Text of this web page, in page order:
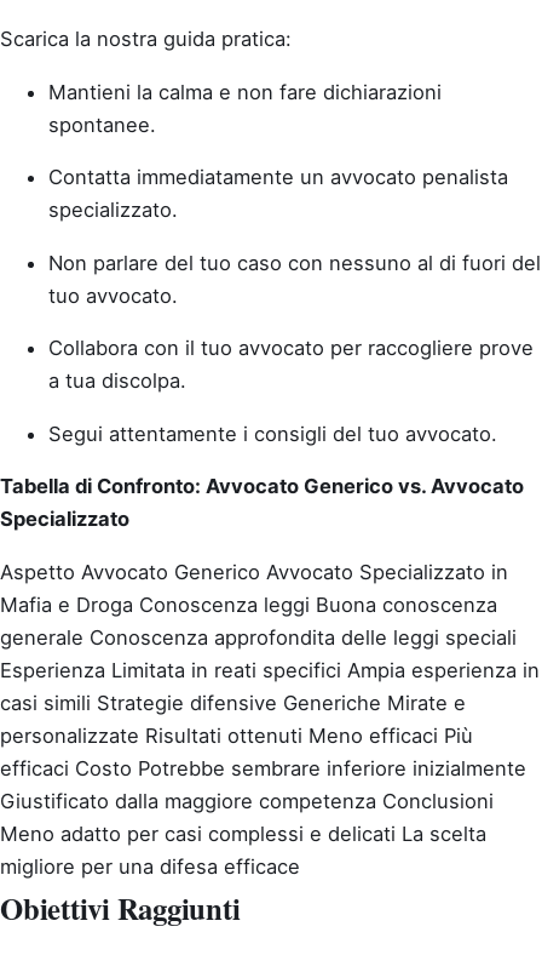
Scarica la nostra guida pratica:
Mantieni la calma e non fare dichiarazioni
spontanee.
Contatta immediatamente un avvocato penalista
specializzato.
Non parlare del tuo caso con nessuno al di fuori del
tuo avvocato.
Collabora con il tuo avvocato per raccogliere prove
a tua discolpa.
Segui attentamente i consigli del tuo avvocato.
Tabella di Confronto: Avvocato Generico vs. Avvocato
Specializzato
Aspetto Avvocato Generico Avvocato Specializzato in
Mafia e Droga Conoscenza leggi Buona conoscenza
generale Conoscenza approfondita delle leggi speciali
Esperienza Limitata in reati specifici Ampia esperienza in
casi simili Strategie difensive Generiche Mirate e
personalizzate Risultati ottenuti Meno efficaci Più
efficaci Costo Potrebbe sembrare inferiore inizialmente
Giustificato dalla maggiore competenza Conclusioni
Meno adatto per casi complessi e delicati La scelta
migliore per una difesa efficace
Obiettivi Raggiunti